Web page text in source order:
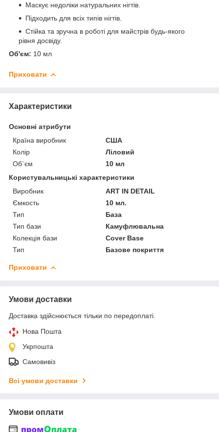
Маскує недоліки натуральних нігтів.
Підходить для всіх типів нігтів.
Стійка та зручна в роботі для майстрів будь-якого
рівня досвіду.
Об'єм: 10 мл
Приховати
Характеристики
Основні атрибути
Країна виробник
США
Колір
Ліловий
Об`єм
10 мл
Користувальницькі характеристики
Виробник
ART IN DETAIL
Ємкость
10 мл.
Тип
База
Тип бази
Камуфлювальна
Колекція бази
Cover Base
Тип
Базове покриття
Приховати
Умови доставки
Доставка здійснюється тільки по передоплаті.
Нова Пошта
Укрпошта
Самовивіз
Всі умови доставки
Умови оплати